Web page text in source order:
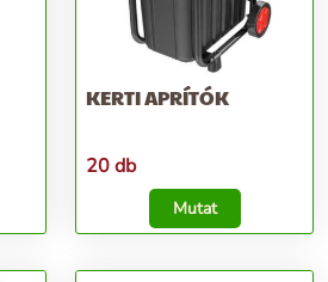
KERTI APRÍTÓK
20 db
Mutat